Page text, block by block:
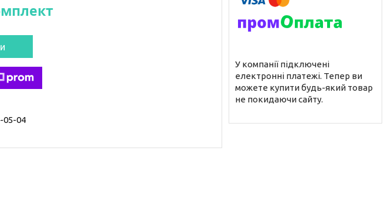
05-04
У компанії підключені
електронні платежі. Тепер ви
можете купити будь-який товар
не покидаючи сайту.